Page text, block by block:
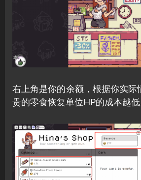
右上角是你的余额，根据你实际
贵的零食恢复单位HP的成本越低